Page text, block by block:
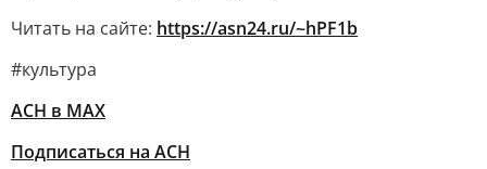
Читать на сайте: https://asn24.ru/~hPF1b
#культура
АСН в MAX
Подписаться на АСН